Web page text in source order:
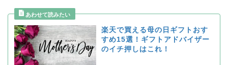
楽天で買える母の日ギフトおす
すめ15選！ギフトアドバイザー
のイチ押しはこれ！